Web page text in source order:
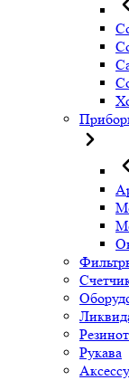
Рукава